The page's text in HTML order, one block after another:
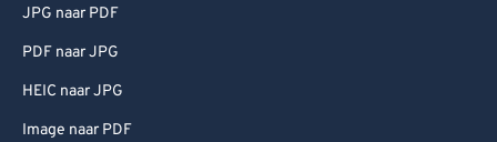
JPG naar PDF
PDF naar JPG
HEIC naar JPG
Image naar PDF